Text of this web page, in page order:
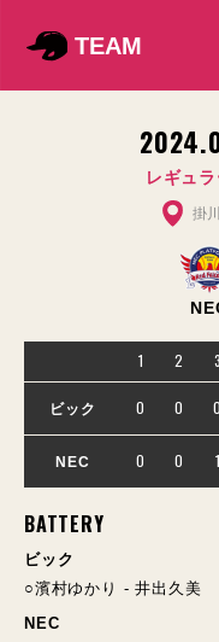
TEAM
レギュ
掛
1 2 3
ビック 0 0 0
NEC 0 0 1
BATTERY
ビック
○濱村ゆかり - 井出久美
NEC